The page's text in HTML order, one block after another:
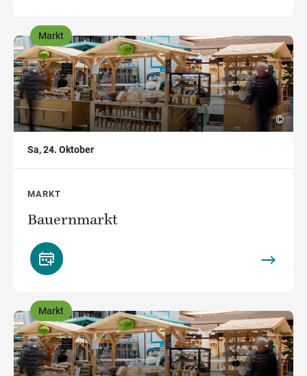
,
©
Markt
Sa, 24. Oktober
MARKT
Bauernmarkt
,
Markt